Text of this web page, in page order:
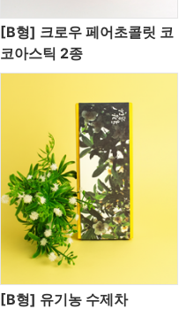
[B형] 크로우 페어초콜릿 코
코아스틱 2종
[B형] 유기농 수제차